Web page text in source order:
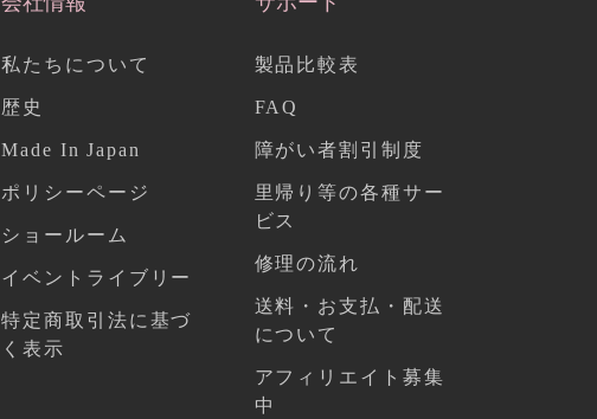
私たちについて
歴史
Made In Japan
ポリシーページ
ショールーム
イベントライブリー
特定商取引法に基づ
く表示
製品比較表
FAQ
障がい者割引制度
里帰り等の各種サー
ビス
修理の流れ
送料・お支払・配送
について
アフィリエイト募集
中